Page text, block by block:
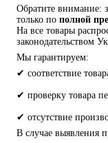
Обратите внимание:
только по полной
На все товары
законодательством
Мы гарантируем:
✔ соответствие
✔ проверку товара
✔ отсутствие
В случае выявления